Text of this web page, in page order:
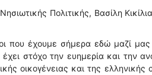
Πολιτικής, Βασίλη
που έχουμε σήμερα εδώ μαζί
στόχο την ευημερία και την
οικογένειας και της ελληνικής